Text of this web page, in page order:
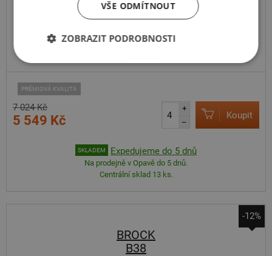
PRÉMIOVÁ KVALITA
7 024 Kč
5 549 Kč
+
–
Koupit
SKLADEM Expedujeme do 5 dnů
Na prodejně v Opavě do 5 dnů.
Centrální sklad 13 ks.
-12%
BROCK
B38
VŠE ODMÍTNOUT
ZOBRAZIT PODROBNOSTI